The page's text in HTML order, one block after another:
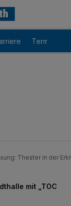
Termine
Theater in der
mit „TOC